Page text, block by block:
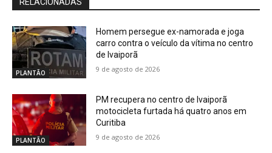
PLANTÃO
Homem persegue ex-namorada e joga
carro contra o veículo da vítima no centro
de Ivaiporã
9 de agosto de 2026
PLANTÃO
PM recupera no centro de Ivaiporã
motocicleta furtada há quatro anos em
Curitiba
9 de agosto de 2026